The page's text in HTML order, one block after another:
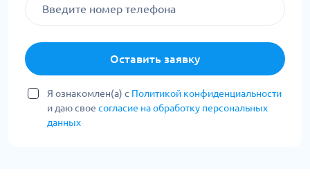
Оставить заявку
Я ознакомлен(а) с Политикой конфиденциальности
и даю свое согласие на обработку персональных
данных